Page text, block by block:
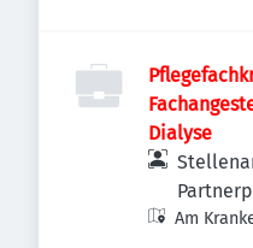
Dialyse
Am